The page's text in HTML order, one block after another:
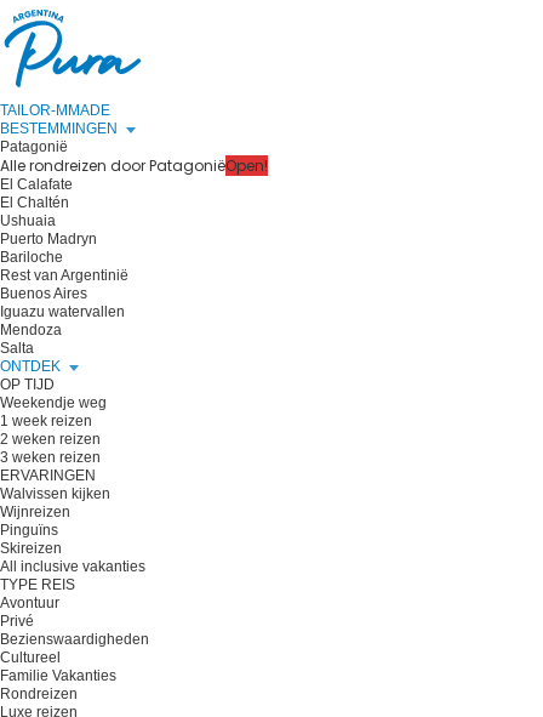
TAILOR-MMADE
BESTEMMINGEN
Patagonië
Alle rondreizen door PatagoniëOpen!
El Calafate
El Chaltén
Ushuaia
Puerto Madryn
Bariloche
Rest van Argentinië
Buenos Aires
Iguazu watervallen
Mendoza
Salta
ONTDEK
OP TIJD
Weekendje weg
1 week reizen
2 weken reizen
3 weken reizen
ERVARINGEN
Walvissen kijken
Wijnreizen
Pinguïns
Skireizen
All inclusive vakanties
TYPE REIS
Avontuur
Privé
Bezienswaardigheden
Cultureel
Familie Vakanties
Rondreizen
Luxe reizen